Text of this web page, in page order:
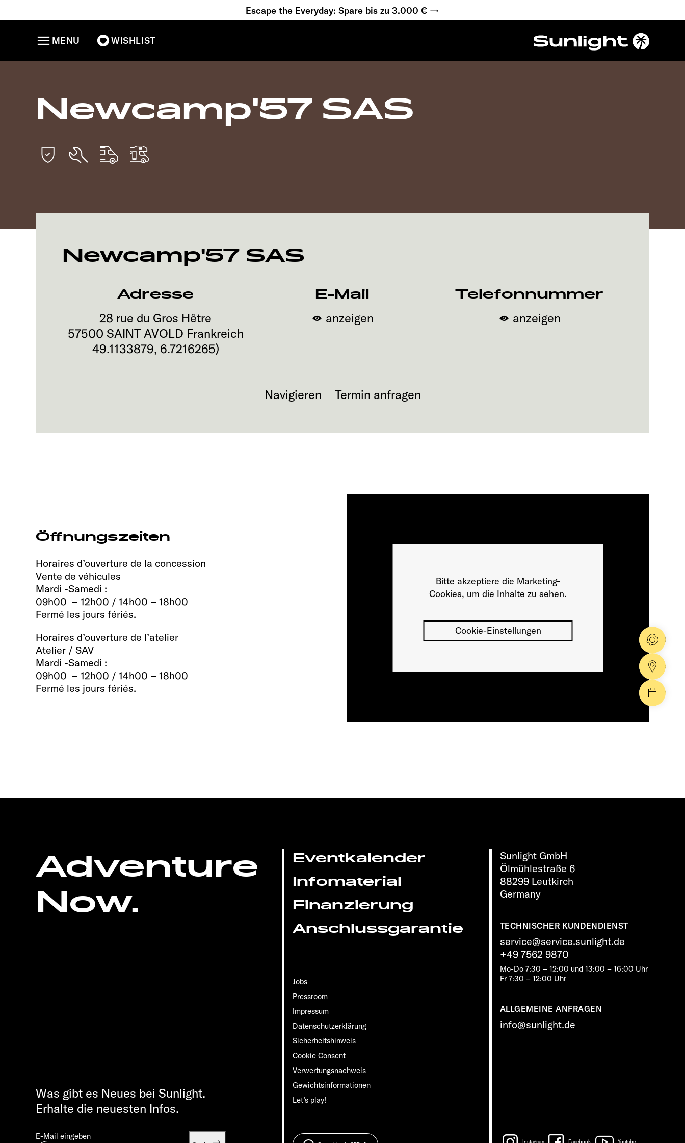
Escape the Everyday: Spare bis zu 3.000 € →
WISHLIST
MENU
Events
Newcamp'57 SAS
Newcamp'57 SAS
Adresse
28 rue du Gros Hêtre
57500 SAINT AVOLD Frankreich
49.1133879, 6.7216265)
E-Mail
anzeigen
Telefonnummer
anzeigen
Navigieren Termin anfragen
Öffnungszeiten
Horaires d’ouverture de la concession
Vente de véhicules
Mardi -Samedi :
09h00 – 12h00 / 14h00 – 18h00
Fermé les jours fériés.
Horaires d’ouverture de l’atelier
Atelier / SAV
Mardi -Samedi :
09h00 – 12h00 / 14h00 – 18h00
Fermé les jours fériés.
Bitte akzeptiere die Marketing-
Cookies, um die Inhalte zu sehen.
Cookie-Einstellungen
Adventure
Now.
Sunlight GmbH
Ölmühlestraße 6
88299 Leutkirch
Germany
TECHNISCHER KUNDENDIENST
service@service.sunlight.de
+49 7562 9870
Mo-Do 7:30 – 12:00 und 13:00 – 16:00 Uhr
Fr 7:30 – 12:00 Uhr
ALLGEMEINE ANFRAGEN
info@sunlight.de
Eventkalender
Infomaterial
Finanzierung
Anschlussgarantie
Jobs
Pressroom
Impressum
Datenschutzerklärung
Sicherheitshinweis
Cookie Consent
Verwertungsnachweis
Gewichts­informationen
Let’s play!
Was gibt es Neues bei Sunlight.
Erhalte die neuesten Infos.
E-Mail eingeben
Instagram Facebook Youtube